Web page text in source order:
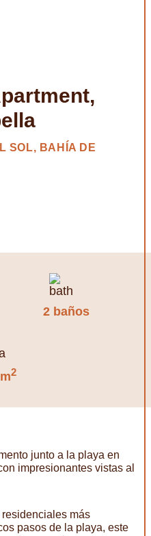
SOL, BAHÍA DE
2 baños
2
junto a la playa en
impresionantes vistas al
más
pasos de la playa, este